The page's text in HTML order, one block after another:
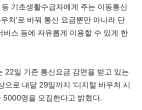
기초생활수급자에게 주는 이동통신
처’로 바꿔 통신 요금뿐만 아니라 단
비스 등에 자유롭게 이용할 수 있게 한
22일 기존 통신요금 감면을 받고 있는
으로 내달 29일까지 ‘디지털 바우처 시
5000명을 모집한다고 밝혔다.